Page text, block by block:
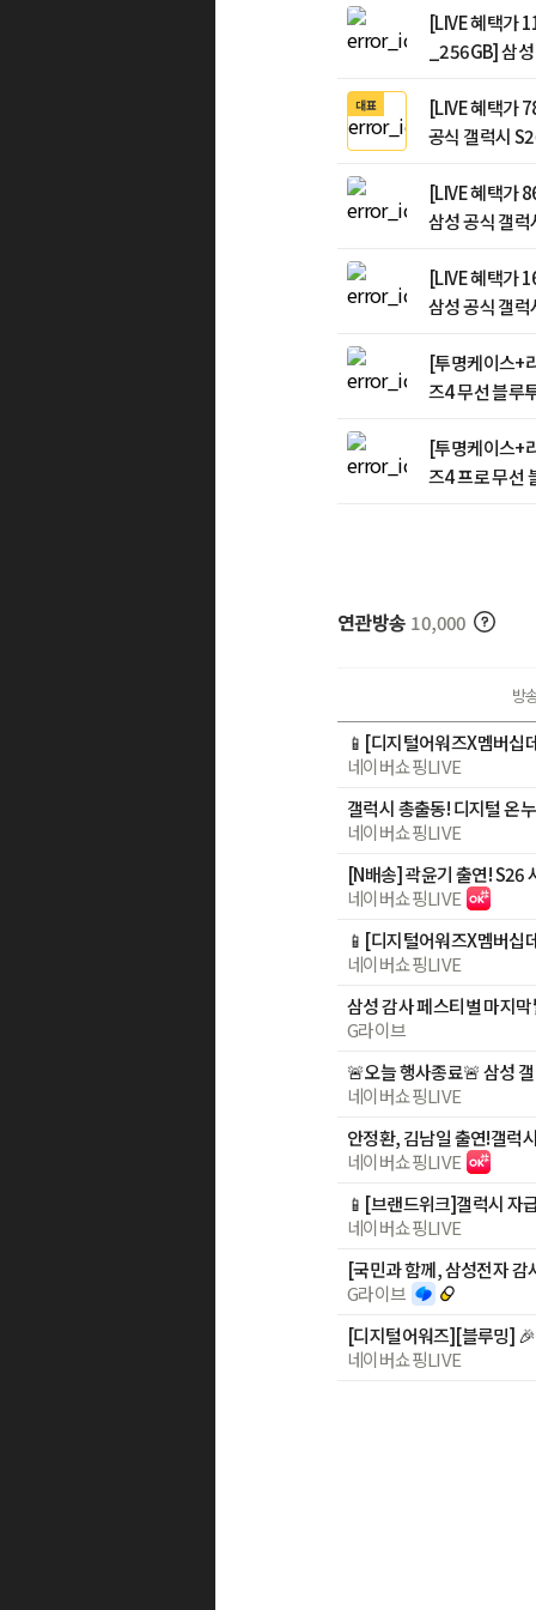
[LIVE 혜택가
_256GB] 삼
대표
[LIVE 혜택가
공식 갤럭시
[LIVE 혜택가
삼성 공식 갤
[LIVE 혜택가
삼성 공식 갤
[투명케이스+
즈4 무선 블루
[투명케이스+
즈4 프로 무선
연관방송 10,000
방
네이버쇼핑LIVE
네이버쇼핑LIVE
네이버쇼핑LIVE
네이버쇼핑LIVE
G라이브
네이버쇼핑LIVE
네이버쇼핑LIVE
네이버쇼핑LIVE
[국민과 함께, 삼성전자
G라이브
네이버쇼핑LIVE